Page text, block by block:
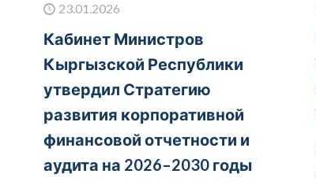
23.01.2026
Кабинет Министров
Кыргызской Республики
утвердил Стратегию
развития корпоративной
финансовой отчетности и
аудита на 2026–2030 годы